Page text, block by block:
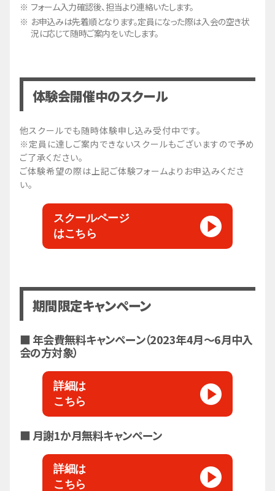
フォーム入力確認後、担当より連絡いたします。
お申込みは先着順となります。定員になった際は入会の空き状
況に応じて随時ご案内をいたします。
体験会開催中のスクール
他スクールでも随時体験申し込み受付中です。
※定員に達しご案内できないスクールもございますので予め
ご了承ください。
ご体験希望の際は上記ご体験フォームよりお申込みくださ
い。
スクールページ
はこちら
期間限定キャンペーン
■ 年会費無料キャンペーン（2023年4月～6月中入
会の方対象）
詳細は
こちら
■ 月謝1か月無料キャンペーン
詳細は
こちら